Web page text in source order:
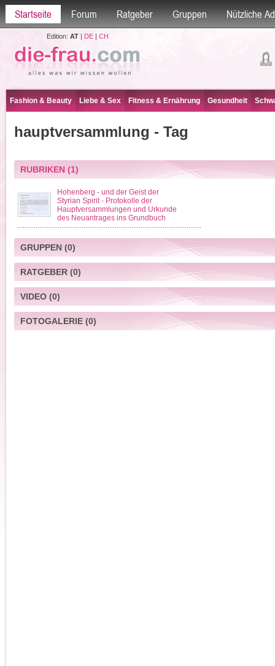
Startseite Forum Ratgeber Gruppen Nützliche
Edition: AT| DE| CH
Fashion & Beauty Liebe & Sex Fitness & Ernährung Gesundheit
hauptversammlung - Tag
RUBRIKEN(1)
Hohenberg - und der Geist der
Styrian Spirit - Protokolle der
Hauptversammlungen und Urkunde
des Neuantrages ins Grundbuch
GRUPPEN(0)
RATGEBER(0)
VIDEO(0)
FOTOGALERIE(0)